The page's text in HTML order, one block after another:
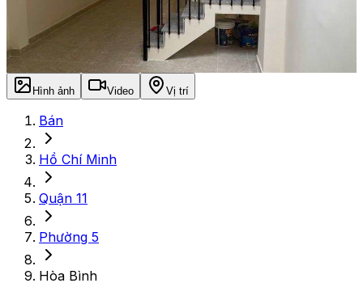
Hình ảnh Video Vị trí
Bán
Hồ Chí Minh
Quận 11
Phường 5
Hòa Bình